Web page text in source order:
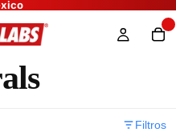
Filtros